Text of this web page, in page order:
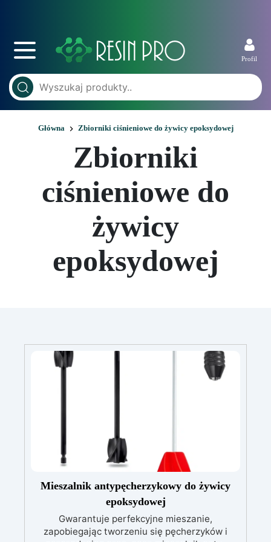
Profil
Główna Zbiorniki ciśnieniowe do żywicy epoksydowej
Zbiorniki
ciśnieniowe do
żywicy
epoksydowej
Mieszalnik antypęcherzykowy do żywicy
epoksydowej
Gwarantuje perfekcyjne mieszanie,
zapobiegając tworzeniu się pęcherzyków i